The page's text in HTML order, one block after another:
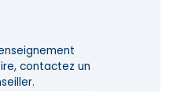
contactez un